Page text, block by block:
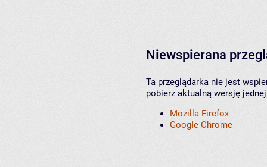
Niewspierana
Ta przeglądarka nie jest
pobierz aktualną wersję
Mozilla Firefox
Google Chrome